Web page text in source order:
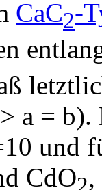
CaC2-
a =
und
CdO2,